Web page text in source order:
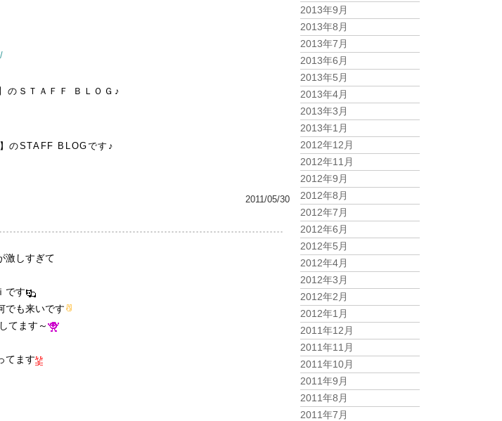
のＳＴＡＦＦ ＢＬＯＧ♪
のSTAFF BLOGです♪
2011/05/30
激しすぎて
です
も来いです
てます～
ます
2013年9月
2013年8月
2013年7月
2013年6月
2013年5月
2013年4月
2013年3月
2013年1月
2012年12月
2012年11月
2012年9月
2012年8月
2012年7月
2012年6月
2012年5月
2012年4月
2012年3月
2012年2月
2012年1月
2011年12月
2011年11月
2011年10月
2011年9月
2011年8月
2011年7月